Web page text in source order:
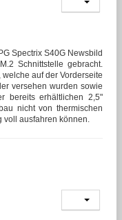
Schnittstelle gebracht.
auf der Vorderseite
versehen wurden sowie
bereits erhältlichen 2,5"
nicht von thermischen
ausfahren können.